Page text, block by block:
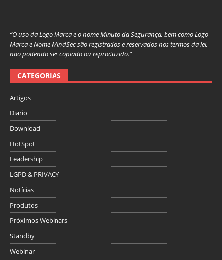
“O uso da Logo Marca e o nome Minuto da Segurança, bem como Logo
Marca e Nome MindSec são registrados e reservados nos termos da lei,
não podendo ser copiado ou reproduzido.”
CATEGORIAS
Artigos
Diario
Download
HotSpot
Leadership
LGPD & PRIVACY
Notícias
Produtos
Próximos Webinars
Standby
Webinar